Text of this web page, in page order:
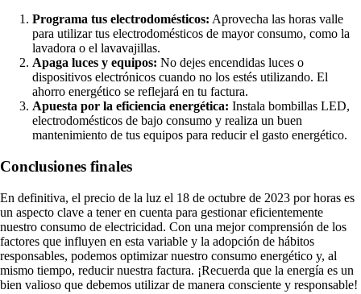
Programa tus electrodomésticos: Aprovecha las horas valle
para utilizar tus electrodomésticos de mayor consumo, como la
lavadora o el lavavajillas.
Apaga luces y equipos: No dejes encendidas luces o
dispositivos electrónicos cuando no los estés utilizando. El
ahorro energético se reflejará en tu factura.
Apuesta por la eficiencia energética: Instala bombillas LED,
electrodomésticos de bajo consumo y realiza un buen
mantenimiento de tus equipos para reducir el gasto energético.
Conclusiones finales
En definitiva, el precio de la luz el 18 de octubre de 2023 por horas es
un aspecto clave a tener en cuenta para gestionar eficientemente
nuestro consumo de electricidad. Con una mejor comprensión de los
factores que influyen en esta variable y la adopción de hábitos
responsables, podemos optimizar nuestro consumo energético y, al
mismo tiempo, reducir nuestra factura. ¡Recuerda que la energía es un
bien valioso que debemos utilizar de manera consciente y responsable!